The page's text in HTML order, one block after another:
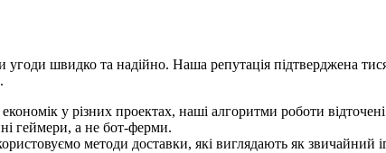
швидко та надійно. Наша репутація підтверджена
у різних проектах, наші алгоритми роботи
геймери, а не бот-ферми.
методи доставки, які виглядають як звичайний